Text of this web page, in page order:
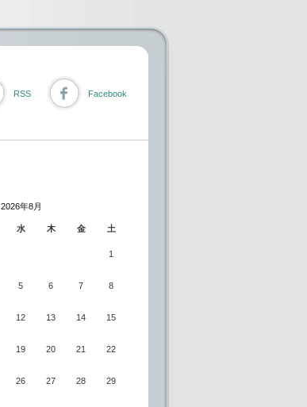
RSS Facebook
2026年8月
水 木 金 土
1
5 6 7 8
12 13 14 15
19 20 21 22
26 27 28 29